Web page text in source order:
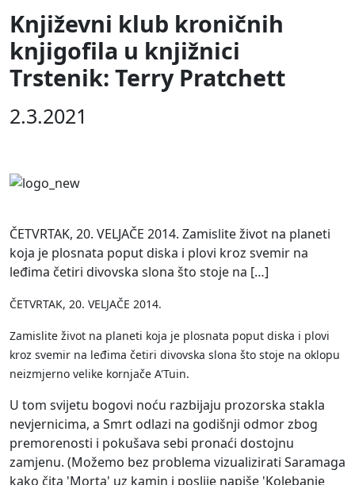
Književni klub kroničnih
knjigofila u knjižnici
Trstenik: Terry Pratchett
2.3.2021
ČETVRTAK, 20. VELJAČE 2014. Zamislite život na planeti
koja je plosnata poput diska i plovi kroz svemir na
leđima četiri divovska slona što stoje na […]
ČETVRTAK, 20. VELJAČE 2014.
Zamislite život na planeti koja je plosnata poput diska i plovi
kroz svemir na leđima četiri divovska slona što stoje na oklopu
neizmjerno velike kornjače A'Tuin.
U tom svijetu bogovi noću razbijaju prozorska stakla
nevjernicima, a Smrt odlazi na godišnji odmor zbog
premorenosti i pokušava sebi pronaći dostojnu
zamjenu. (Možemo bez problema vizualizirati Saramaga
kako čita 'Morta' uz kamin i poslije napiše 'Kolebanje